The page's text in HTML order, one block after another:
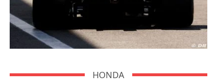
HONDA